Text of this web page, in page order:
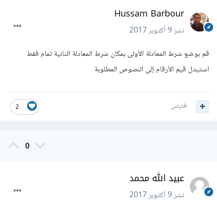
Hussam Barbour
نشر9 أكتوبر 2017
قم بوضع شرط المعادلة الأولى بمكان شرط المعادلة الثانية تمام فقط
استبدل قيم الأرقام إلى النصوص المطلوبة
2 اقتباس
0
عبيد الله محمد
نشر9 أكتوبر 2017